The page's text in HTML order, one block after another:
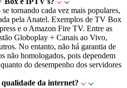
tornando cada vez mais populares,
pela Anatel. Exemplos de TV Box
e o Amazon Fire TV. Entre as
Globoplay + Canais ao Vivo,
No entanto, não há garantia de
não homologados, pois dependem
do desempenho dos servidores
da internet?